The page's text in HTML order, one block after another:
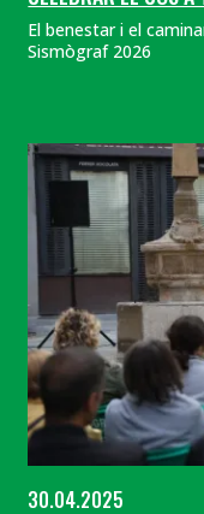
El benestar i el
Sismògraf 2026
30.04.2025